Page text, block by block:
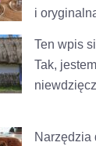
i
Ten wpis
Tak,
Narzędzia